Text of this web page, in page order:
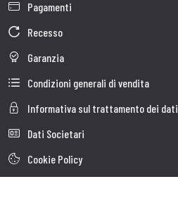
Pagamenti
Recesso
Garanzia
Condizioni generali di vendita
Informativa sul trattamento dei dati
Dati Societari
Cookie Policy